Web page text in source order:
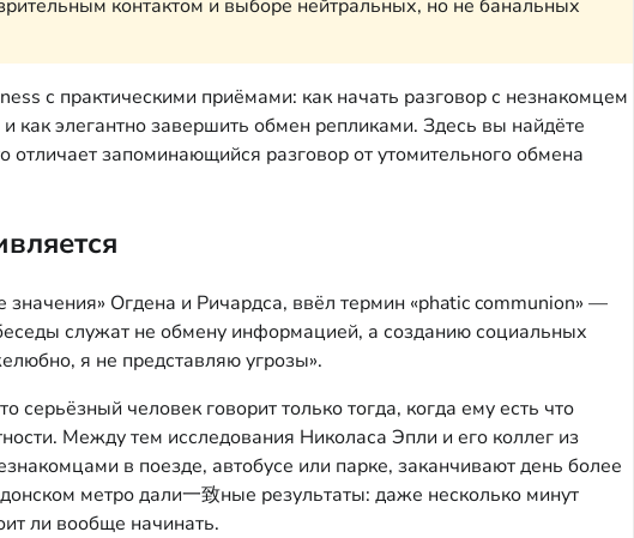
контактом и выборе нейтральных, но не банальных
с практическими приёмами: как начать разговор с незнакомцем
как элегантно завершить обмен репликами. Здесь вы найдёте
запоминающийся разговор от утомительного обмена
Огдена и Ричардса, ввёл термин «phatic communion» —
служат не обмену информацией, а созданию социальных
я не представляю угрозы».
человек говорит только тогда, когда ему есть что
Между тем исследования Николаса Эпли и его коллег из
в поезде, автобусе или парке, заканчивают день более
метро дали一致ные результаты: даже несколько минут
ли вообще начинать.